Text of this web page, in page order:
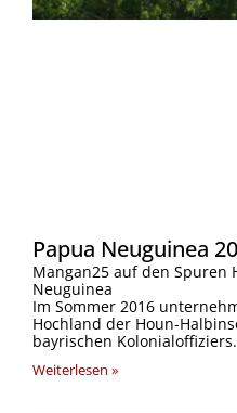
Papua Neuguinea
Mangan25 auf den Spuren
Neuguinea
Im Sommer 2016
Hochland der Houn-
bayrischen
Weiterlesen »